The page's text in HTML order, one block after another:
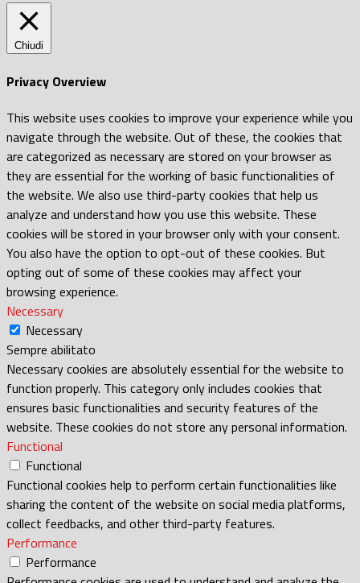
Chiudi
Privacy Overview
This website uses cookies to improve your experience while you
navigate through the website. Out of these, the cookies that
are categorized as necessary are stored on your browser as
they are essential for the working of basic functionalities of
the website. We also use third-party cookies that help us
analyze and understand how you use this website. These
cookies will be stored in your browser only with your consent.
You also have the option to opt-out of these cookies. But
opting out of some of these cookies may affect your
browsing experience.
Necessary
Necessary
Sempre abilitato
Necessary cookies are absolutely essential for the website to
function properly. This category only includes cookies that
ensures basic functionalities and security features of the
website. These cookies do not store any personal information.
Functional
Functional
Functional cookies help to perform certain functionalities like
sharing the content of the website on social media platforms,
collect feedbacks, and other third-party features.
Performance
Performance